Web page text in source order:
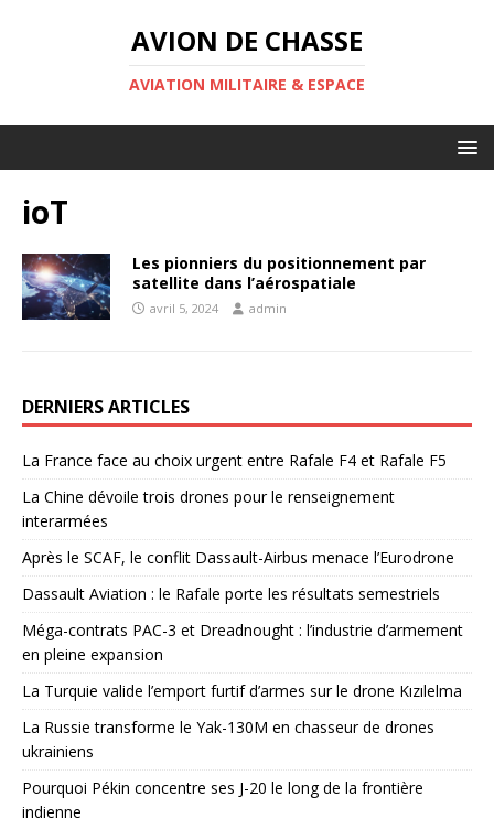
AVION DE CHASSE
AVIATION MILITAIRE & ESPACE
ioT
Les pionniers du positionnement par
satellite dans l’aérospatiale
avril 5, 2024 admin
DERNIERS ARTICLES
La France face au choix urgent entre Rafale F4 et Rafale F5
La Chine dévoile trois drones pour le renseignement
interarmées
Après le SCAF, le conflit Dassault-Airbus menace l’Eurodrone
Dassault Aviation : le Rafale porte les résultats semestriels
Méga-contrats PAC-3 et Dreadnought : l’industrie d’armement
en pleine expansion
La Turquie valide l’emport furtif d’armes sur le drone Kızılelma
La Russie transforme le Yak-130M en chasseur de drones
ukrainiens
Pourquoi Pékin concentre ses J-20 le long de la frontière
indienne